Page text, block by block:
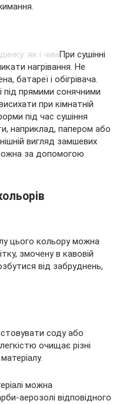
При сушінні
нагрівання. Не
батареї і обігрівача.
прямими сонячними
при кімнатній
під час сушіння
наприклад, папером або
вигляд замшевих
за допомогою
цього кольору можна
змочену в кавовій
від забруднень,
соду або
очищає різні
можна
аерозолі відповідного